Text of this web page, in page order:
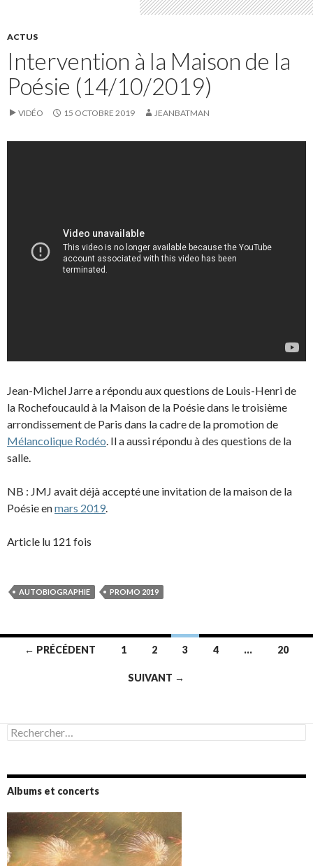
ACTUS
Intervention à la Maison de la
Poésie (14/10/2019)
VIDÉO 15 OCTOBRE 2019 JEANBATMAN
Jean-Michel Jarre a répondu aux questions de Louis-Henri de
la Rochefoucauld à la Maison de la Poésie dans le troisième
arrondissement de Paris dans la cadre de la promotion de
Mélancolique Rodéo. Il a aussi répondu à des questions de la
salle.
NB : JMJ avait déjà accepté une invitation de la maison de la
Poésie enmars 2019.
Article lu 121 fois
AUTOBIOGRAPHIE PROMO 2019
Navigation
← PRÉCÉDENT 1 2 3 4 … 20
SUIVANT →
Rechercher :
Albums et concerts